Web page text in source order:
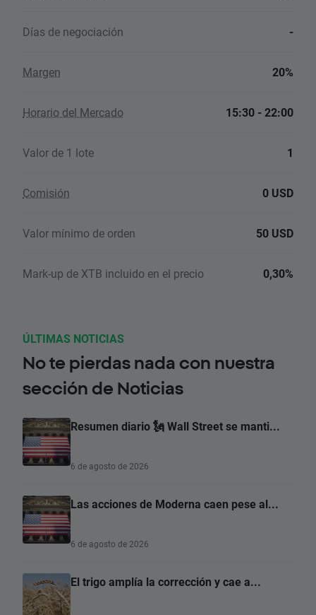
Días de negociación -
Margen 20%
Horario del Mercado 15:30 - 22:00
Valor de 1 lote 1
Comisión 0 USD
Valor mínimo de orden 50 USD
Mark-up de XTB incluido en el precio 0,30%
ÚLTIMAS NOTICIAS
No te pierdas nada con nuestra
sección de Noticias
Resumen diario 🗽 Wall Street se manti...
6 de agosto de 2026
Las acciones de Moderna caen pese al...
6 de agosto de 2026
El trigo amplía la corrección y cae a...